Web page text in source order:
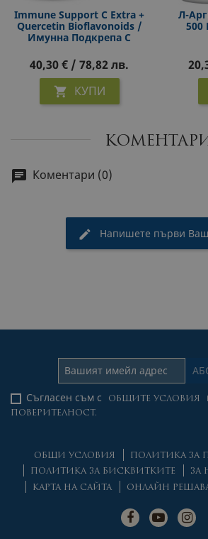
Immune Support C Extra +
Quercetin Bioflavonoids /
Имунна Подкрепа С
60 Таблетки
40,30 € / 78,82 лв.
 КУПИ
Л-
500
Коментари (0)
Напишете първи
Съгласен съм с ОБЩИТЕ УСЛОВИЯ
ПОВЕРИТЕЛНОСТ.
ОБЩИ УСЛОВИЯ
ПОЛИТИКА ЗА
ПОЛИТИКА ЗА БИСКВИТКИТЕ
ЗА
КАРТА НА САЙТА
ОНЛАЙН